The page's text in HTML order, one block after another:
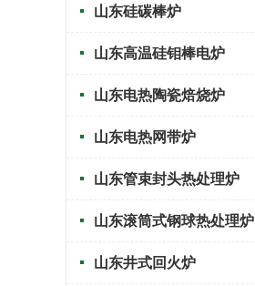
山东硅碳棒炉
山东高温硅钼棒电炉
山东电热陶瓷焙烧炉
山东电热网带炉
山东管束封头热处理炉
山东滚筒式钢球热处理炉
山东井式回火炉